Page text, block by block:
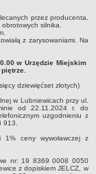
przez producenta.
obrotowych silnika.
z zarysowaniami. Na
w Urzędzie Miejskim
dziewięćset złotych)
w Lubniewicach przy ul.
od 22.11.2024 r. do
uzgodnieniu z
913.
1% ceny wywoławczej z
nr: 19 8369 0008 0050
z dopiskiem JELCZ, w